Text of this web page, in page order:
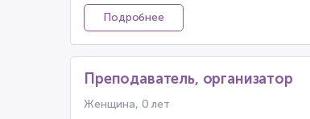
Подробнее
Преподаватель, организатор
Женщина, 0 лет